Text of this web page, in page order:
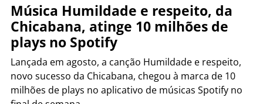
Música Humildade e respeito, da
Chicabana, atinge 10 milhões de
plays no Spotify
Lançada em agosto, a canção Humildade e respeito,
novo sucesso da Chicabana, chegou à marca de 10
milhões de plays no aplicativo de músicas Spotify no